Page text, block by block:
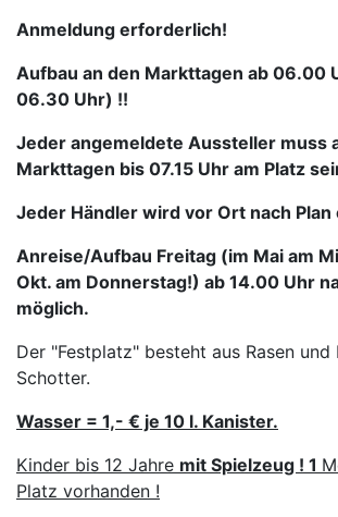
Anmeldung erforderlich!
Aufbau an den Markttagen ab 06.00
06.30 Uhr) !!
Jeder angemeldete Aussteller muss
Markttagen bis 07.15 Uhr am Platz
Jeder Händler wird vor Ort nach
Anreise/Aufbau Freitag (im Mai am
Okt. am Donnerstag!) ab 14.00 Uhr
möglich.
Der "Festplatz" besteht aus Rasen und
Schotter.
Wasser = 1,- € je 10 l. Kanister.
Kinder bis 12 Jahre mit Spielzeug ! 1
Platz vorhanden !